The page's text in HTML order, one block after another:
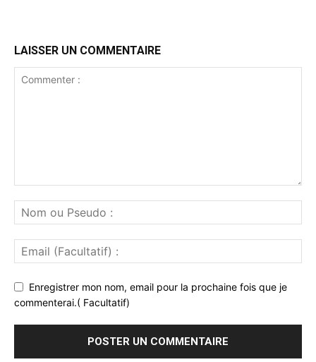
LAISSER UN COMMENTAIRE
Enregistrer mon nom, email pour la prochaine fois que je
commenterai.( Facultatif)